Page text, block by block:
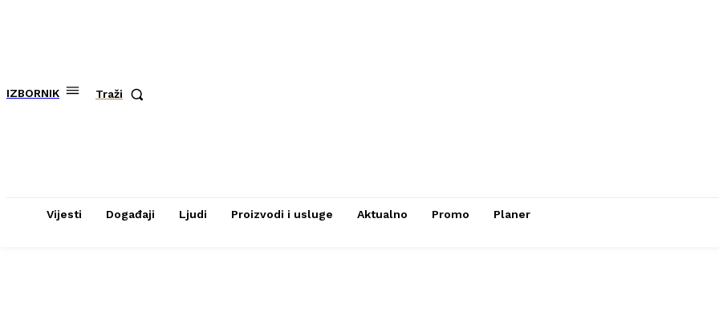
IZBORNIK Traži
Vijesti Događaji Ljudi Proizvodi i usluge Aktualno Promo Planer